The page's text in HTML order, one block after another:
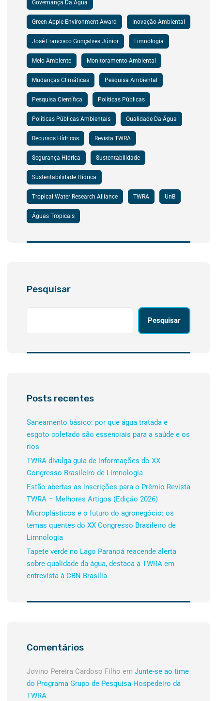
Governança Da Água
Green Apple Environment Award Inovação Ambiental
José Francisco Gonçalves Júnior Limnologia
Meio Ambiente Monitoramento Ambiental
Mudanças Climáticas Pesquisa Ambiental
Pesquisa Científica Políticas Públicas
Políticas Públicas Ambientais Qualidade Da Água
Recursos Hídricos Revista TWRA
Segurança Hídrica Sustentabilidade
Sustentabilidade Hídrica
Tropical Water Research Alliance TWRA UnB
Águas Tropicais
Pesquisar
Pesquisar
Posts recentes
Saneamento básico: por que água tratada e
esgoto coletado são essenciais para a saúde e os
rios
TWRA divulga guia de informações do XX
Congresso Brasileiro de Limnologia
Estão abertas as inscrições para o Prêmio Revista
TWRA – Melhores Artigos (Edição 2026)
Microplásticos e o futuro do agronegócio: os
temas quentes do XX Congresso Brasileiro de
Limnologia
Tapete verde no Lago Paranoá reacende alerta
sobre qualidade da água, destaca a TWRA em
entrevista à CBN Brasília
Comentários
Jovino Pereira Cardoso Filho em Junte-se ao time
do Programa Grupo de Pesquisa Hospedeiro da
TWRA